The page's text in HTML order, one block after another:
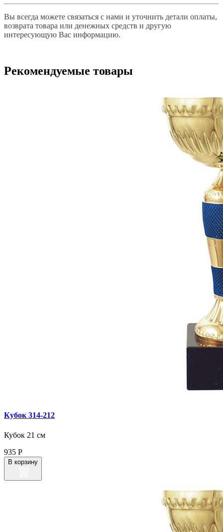
Вы всегда можете связаться с нами и уточнить детали оплаты,
возврата товара или денежных средств и другую
интересующую Вас информацию.
Рекомендуемые товары
Кубок 314‑212
Кубок 21 см
935 Р
В корзину